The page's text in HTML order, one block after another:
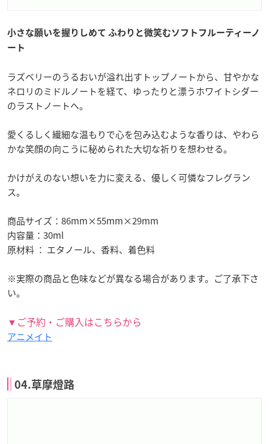
小さな願いを握りしめて ふわりと微笑むソフトフルーティーノ
ート
ラズベリーのうるおいが溢れ出すトップノートから、甘やかな
ネロリのミドルノートを経て、ゆったりと漂うホワイトシダー
のラストノートへ。
愛くるしく繊細な温もりで心を包み込むような香りは、やわら
かな笑顔の向こうに秘められた大切な祈りを想わせる。
かけがえのない想いを力に変える、優しく可憐なフレグラン
ス。
商品サイズ：86mm×55mm×29mm
内容量：30ml
原材料 ： エタノール、香料、着色料
※実際の商品と色味などが異なる場合があります。ご了承下さ
い。
▼ご予約・ご購入はこちらから
アニメイト
04.草摩燈路